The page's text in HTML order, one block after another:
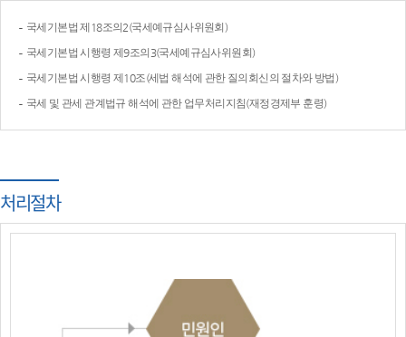
국세기본법 제18조의2(국세예규심사위원회)
국세기본법 시행령 제9조의3(국세예규심사위원회)
국세기본법 시행령 제10조(세법 해석에 관한 질의회신의 절차와 방법)
국세 및 관세 관계법규 해석에 관한 업무처리지침(재정경제부 훈령)
처리절차